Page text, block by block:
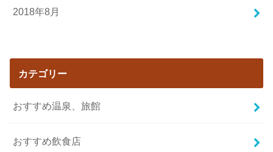
2018年8月
カテゴリー
おすすめ温泉、旅館
おすすめ飲食店